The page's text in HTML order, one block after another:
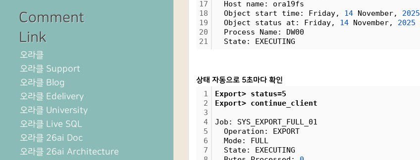
Comment
Link
오라클
오라클 Support
오라클 Blog
오라클 Edelivery
오라클 University
오라클 Live SQL
오라클 26ai Doc
오라클 26ai Architecture
17
18
19
20
21
Host name: ora19fs
Object start time: Friday, 14 November, 2025
Object status at: Friday, 14 November, 2025
Process Name: DW00
State: EXECUTING
상태 자동으로 5초마다 확인
1
2
3
4
5
6
7
Export> status=5
Export> continue_client
Job: SYS_EXPORT_FULL_01
Operation: EXPORT
Mode: FULL
State: EXECUTING